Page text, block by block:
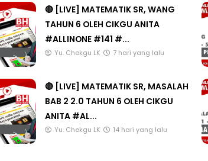
🔴 [LIVE] MATEMATIK SR, WANG
TAHUN 6 OLEH CIKGU ANITA
#ALLINONE #141 #...
Yu. Chekgu LK 7 hari yang lalu
🔴 [LIVE] MATEMATIK SR, MASALAH
BAB 2 2.0 TAHUN 6 OLEH CIKGU
ANITA #AL...
Yu. Chekgu LK 14 hari yang lalu